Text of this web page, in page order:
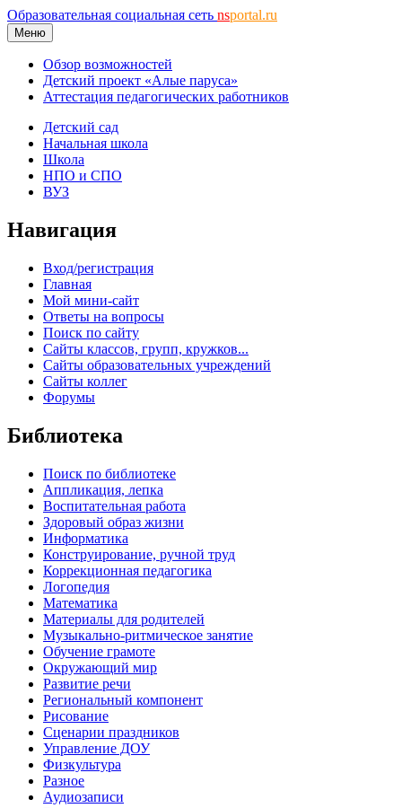
Образовательная социальная сеть nsportal.ru
Меню
Обзор возможностей
Детский проект «Алые паруса»
Аттестация педагогических работников
Детский сад
Начальная школа
Школа
НПО и СПО
ВУЗ
Навигация
Вход/регистрация
Главная
Мой мини-сайт
Ответы на вопросы
Поиск по сайту
Сайты классов, групп, кружков...
Сайты образовательных учреждений
Сайты коллег
Форумы
Библиотека
Поиск по библиотеке
Аппликация, лепка
Воспитательная работа
Здоровый образ жизни
Информатика
Конструирование, ручной труд
Коррекционная педагогика
Логопедия
Математика
Материалы для родителей
Музыкально-ритмическое занятие
Обучение грамоте
Окружающий мир
Развитие речи
Региональный компонент
Рисование
Сценарии праздников
Управление ДОУ
Физкультура
Разное
Аудиозаписи